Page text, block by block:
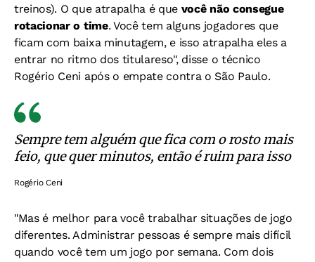
treinos). O que atrapalha é que você não consegue
rotacionar o time. Você tem alguns jogadores que
ficam com baixa minutagem, e isso atrapalha eles a
entrar no ritmo dos titulareso", disse o técnico
Rogério Ceni após o empate contra o São Paulo.
Sempre tem alguém que fica com o rosto mais
feio, que quer minutos, então é ruim para isso
Rogério Ceni
"Mas é melhor para você trabalhar situações de jogo
diferentes. Administrar pessoas é sempre mais difícil
quando você tem um jogo por semana. Com dois